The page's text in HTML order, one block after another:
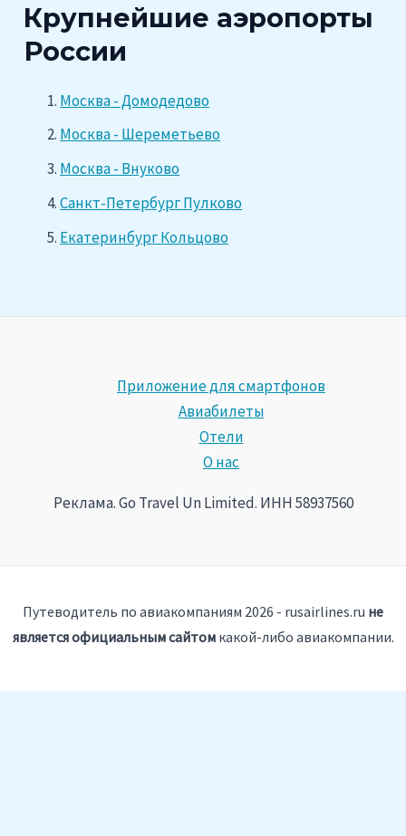
Крупнейшие аэропорты
России
Москва - Домодедово
Москва - Шереметьево
Москва - Внуково
Санкт-Петербург Пулково
Екатеринбург Кольцово
Приложение для смартфонов
Авиабилеты
Отели
О нас
Реклама. Go Travel Un Limited. ИНН 58937560
Путеводитель по авиакомпаниям 2026 - rusairlines.ru не
является официальным сайтомкакой-либо авиакомпании.